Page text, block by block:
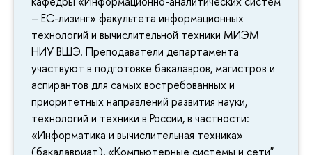
– ЕС-лизинг» факультета информационных
технологий и вычислительной техники МИЭМ
НИУ ВШЭ. Преподаватели департамента
участвуют в подготовке бакалавров, магистров и
аспирантов для самых востребованных и
приоритетных направлений развития науки,
технологий и техники в России, в частности:
«Информатика и вычислительная техника»
(бакалавриат), «Компьютерные системы и сети"